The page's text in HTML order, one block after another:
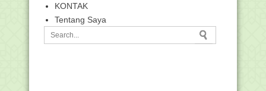
KONTAK
Tentang Saya